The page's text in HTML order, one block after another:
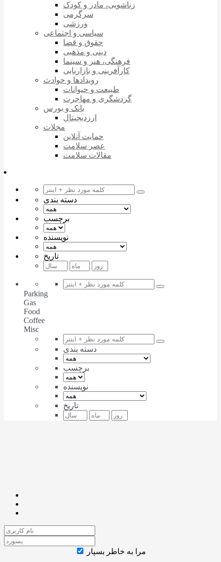
زناشویی، مادر و کودک
سرگرمی
ورزشی
سیاسی و اجتماعی
حقوق و قضا
دینی و مذهبی
فرهنگی، هنر و سینما
کارآفرینی و بازاریابی
رویدادها و حوادث
طبیعت و حیوانات
گردشگری و مهاجرت
بانک و بورس
ارزدیجیتال
مجلات
حمایت آنلاین
عصر سلامت
مقالات سلامت
دسته بندی
برچسب
نویسنده
تاریخ
Parking
Gas
Food
Coffee
Misc
دسته بندی
برچسب
نویسنده
تاریخ
مرا به خاطر بسپار